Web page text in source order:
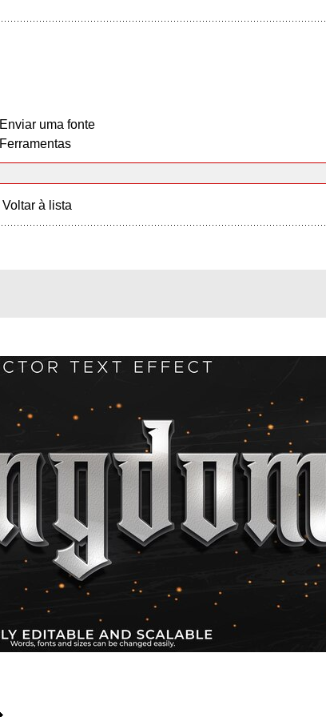
Enviar uma fonte
Ferramentas
Voltar à lista